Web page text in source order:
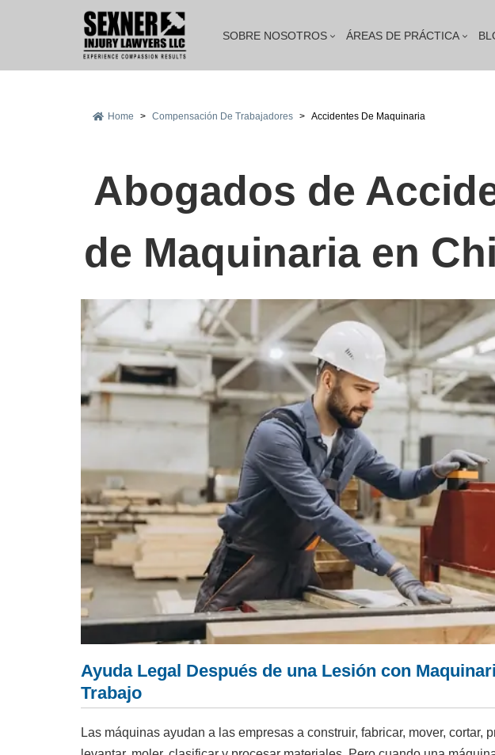
SOBRE NOSOTROS ÁREAS DE PRÁCTICA
Home > Compensación De Trabajadores > Accidentes De Maquinaria
Abogados de
de Maquinaria en
Ayuda Legal Después de una Lesión con
Trabajo
Las máquinas ayudan a las empresas a construir, fabricar, mover, cortar,